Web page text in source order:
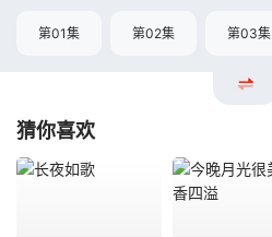
第01集 第02集 第03集
猜你喜欢